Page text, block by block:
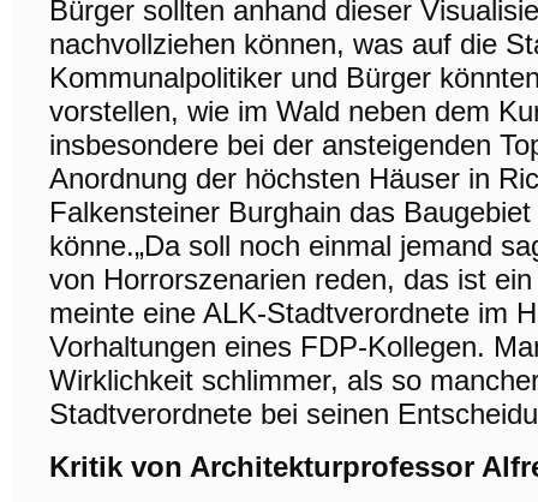
Bürger sollten anhand dieser
nachvollziehen können, was auf die
Kommunalpolitiker und Bürger
vorstellen, wie im Wald neben dem
insbesondere bei der ansteigenden
Anordnung der höchsten Häuser in
Falkensteiner Burghain das
könne.„Da soll noch einmal jemand
von Horrorszenarien reden, das ist
meinte eine ALK-Stadtverordnete im
Vorhaltungen eines FDP-Kollegen.
Wirklichkeit schlimmer, als so
Stadtverordnete bei seinen
Kritik von Architekturprofessor